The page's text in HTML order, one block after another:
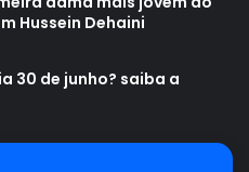
Hussein Dehaini
30 de junho? saiba a